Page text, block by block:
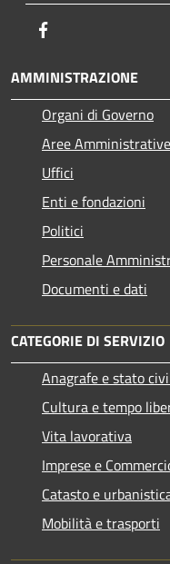
AMMINISTRAZIONE
Organi di Governo
Aree Amministrative
Uffici
Enti e fondazioni
Politici
Personale
Documenti e dati
CATEGORIE DI SERVIZIO
Anagrafe e stato
Cultura e tempo
Vita lavorativa
Imprese e
Catasto e
Mobilità e trasporti